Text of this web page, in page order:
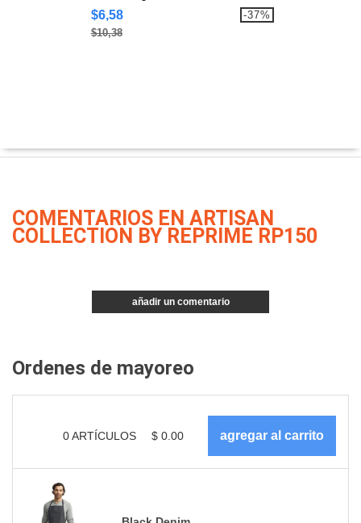
$6,58
$10,38
-37%
COMENTARIOS EN ARTISAN
COLLECTION BY REPRIME RP150
añadir un comentario
Ordenes de mayoreo
0ARTÍCULOS $ 0.00